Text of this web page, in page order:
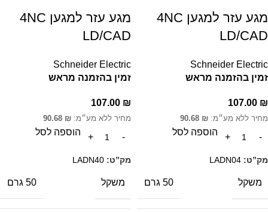
מגע עזר למגען 4NC
LD/CAD
Schneider Electric
זמין בהזמנה מראש
107.00 ₪
מחיר ללא מע״מ: 90.68 ₪
הוספה לסל
מק”ט: LADN04
משקל 50 גרם
מגע עזר למגען 4NC
LD/CAD
Schneider Electric
זמין בהזמנה מראש
107.00 ₪
מחיר ללא מע״מ: 90.68 ₪
הוספה לסל
מק”ט: LADN40
משקל 50 גרם